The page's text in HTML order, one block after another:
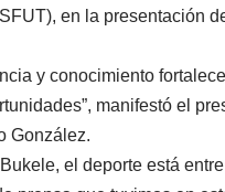
en la presentación
y conocimiento
manifestó el
González.
el deporte está